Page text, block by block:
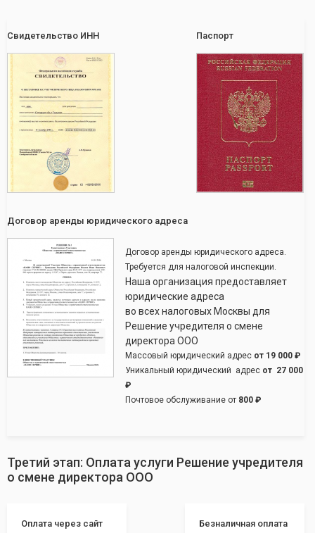
Свидетельство ИНН Паспорт
Договор аренды юридического адреса
Договор аренды юридического адреса.
Требуется для налоговой инспекции.
Наша организация предоставляет
юридические адреса
во всех налоговых Москвы для
Решение учредителя о смене
директора ООО
Массовый юридический адрес от 19 000 ₽
Уникальный юридический адрес от 27 000
₽
Почтовое обслуживание от 800 ₽
Третий этап: Оплата услуги Решение учредителя
о смене директора ООО
Оплата через сайт Безналичная оплата